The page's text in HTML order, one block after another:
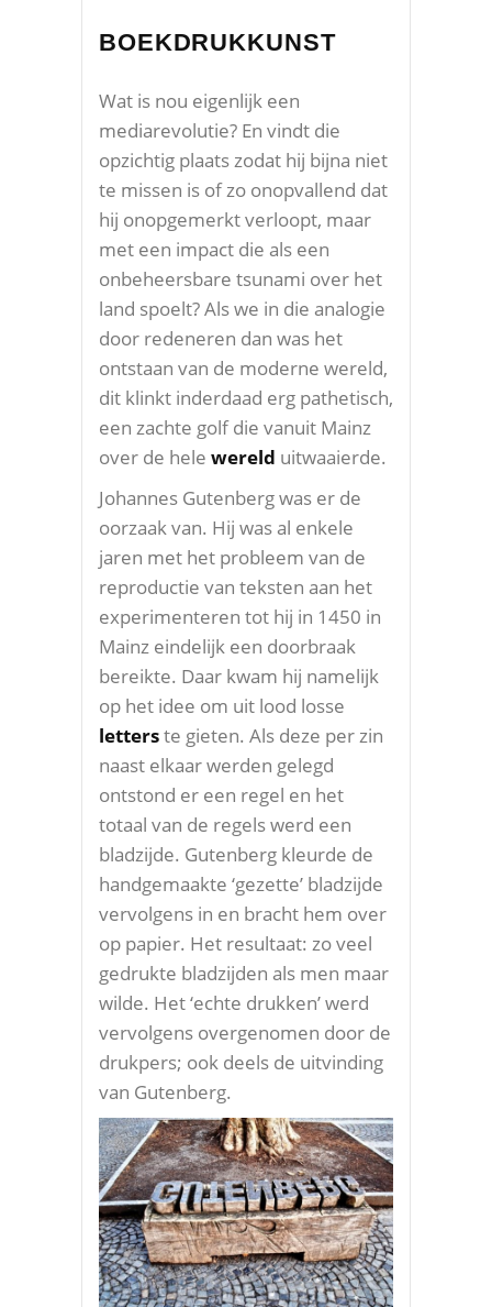
BOEKDRUKKUNST
Wat is nou eigenlijk een
mediarevolutie? En vindt die
opzichtig plaats zodat hij bijna niet
te missen is of zo onopvallend dat
hij onopgemerkt verloopt, maar
met een impact die als een
onbeheersbare tsunami over het
land spoelt? Als we in die analogie
door redeneren dan was het
ontstaan van de moderne wereld,
dit klinkt inderdaad erg pathetisch,
een zachte golf die vanuit Mainz
over de hele wereld uitwaaierde.
Johannes Gutenberg was er de
oorzaak van. Hij was al enkele
jaren met het probleem van de
reproductie van teksten aan het
experimenteren tot hij in 1450 in
Mainz eindelijk een doorbraak
bereikte. Daar kwam hij namelijk
op het idee om uit lood losse
letterste gieten. Als deze per zin
naast elkaar werden gelegd
ontstond er een regel en het
totaal van de regels werd een
bladzijde. Gutenberg kleurde de
handgemaakte ‘gezette’ bladzijde
vervolgens in en bracht hem over
op papier. Het resultaat: zo veel
gedrukte bladzijden als men maar
wilde. Het ‘echte drukken’ werd
vervolgens overgenomen door de
drukpers; ook deels de uitvinding
van Gutenberg.